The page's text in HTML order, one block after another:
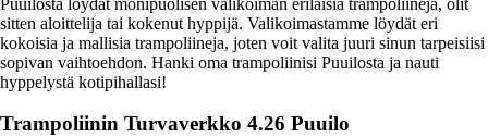
sitten aloittelija tai kokenut hyppijä. Valikoimastamme löydät eri
kokoisia ja mallisia trampoliineja, joten voit valita juuri sinun tarpeisiisi
sopivan vaihtoehdon. Hanki oma trampoliinisi Puuilosta ja nauti
hyppelystä kotipihallasi!
Trampoliinin Turvaverkko 4.26 Puuilo